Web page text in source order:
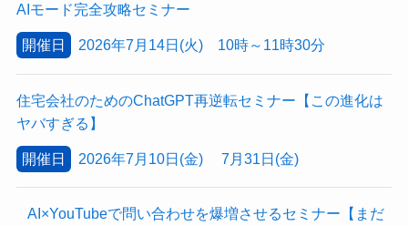
AIモード完全攻略セミナー
開催日 2026年7月14日(火) 10時～11時30分
住宅会社のためのChatGPT再逆転セミナー【この進化は
ヤバすぎる】
開催日 2026年7月10日(金) 7月31日(金)
AI×YouTubeで問い合わせを爆増させるセミナー【まだ